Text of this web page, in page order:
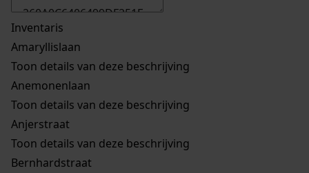
Inventaris
Amaryllislaan
Toon details van deze beschrijving
Anemonenlaan
Toon details van deze beschrijving
Anjerstraat
Toon details van deze beschrijving
Bernhardstraat